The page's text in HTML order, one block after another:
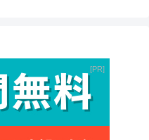
PR